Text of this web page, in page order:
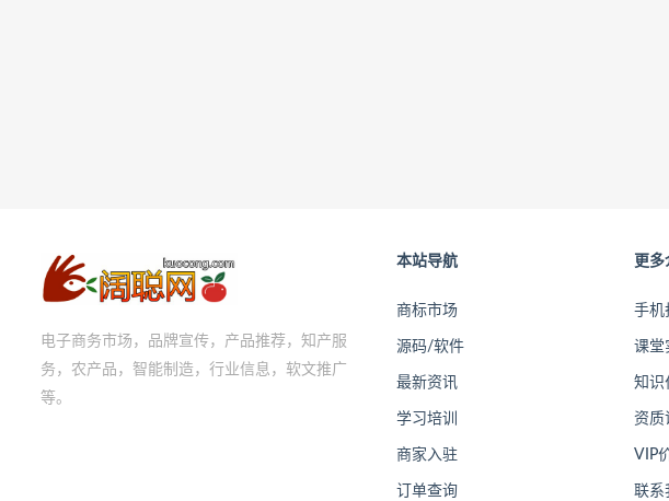
电子商务市场，品牌宣传，产品推荐，知产服
务，农产品，智能制造，行业信息，软文推广
等。
本站导航
商标市场
源码/软件
最新资讯
学习培训
商家入驻
订单查询
更多
手机
课堂
知识
资质
VIP
联系